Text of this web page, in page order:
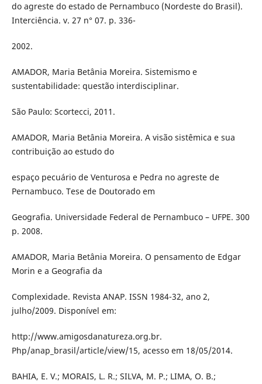
do agreste do estado de Pernambuco (Nordeste do Brasil).
Interciência. v. 27 n° 07. p. 336-
2002.
AMADOR, Maria Betânia Moreira. Sistemismo e
sustentabilidade: questão interdisciplinar.
São Paulo: Scortecci, 2011.
AMADOR, Maria Betânia Moreira. A visão sistêmica e sua
contribuição ao estudo do
espaço pecuário de Venturosa e Pedra no agreste de
Pernambuco. Tese de Doutorado em
Geografia. Universidade Federal de Pernambuco – UFPE. 300
p. 2008.
AMADOR, Maria Betânia Moreira. O pensamento de Edgar
Morin e a Geografia da
Complexidade. Revista ANAP. ISSN 1984-32, ano 2,
julho/2009. Disponível em:
http://www.amigosdanatureza.org.br.
Php/anap_brasil/article/view/15, acesso em 18/05/2014.
BAHIA, E. V.; MORAIS, L. R.; SILVA, M. P.; LIMA, O. B.;